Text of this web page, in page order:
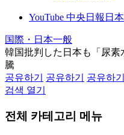
YouTube 中央日報日
国際・日本一般
韓国批判した日本も「尿
騰
공유하기
공유하기
공유하기
검색 열기
전체 카테고리 메뉴